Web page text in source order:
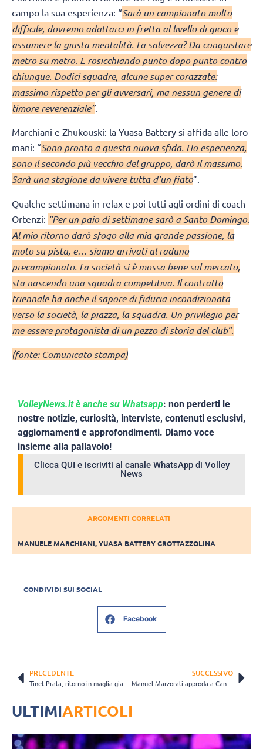
campo la sua esperienza: “Sarà un campionato molto
difficile, dovremo adattarci in fretta al livello di gioco e
assumere la giusta mentalità. La salvezza? Da conquistare
metro su metro. E rosicchiando punto dopo punto contro
chiunque. Dodici squadre, alcune super corazzate:
massimo rispetto per gli avversari, ma nessun genere di
timore reverenziale”.
Marchiani e Zhukouski: la Yuasa Battery si affida alle loro
mani: “Sono pronto a questa nuova sfida. Ho esperienza,
sono il secondo più vecchio del gruppo, darò il massimo.
Sarà una stagione da vivere tutta d’un fiato”.
Qualche settimana in relax e poi tutti agli ordini di coach
Ortenzi: “Per un paio di settimane sarò a Santo Domingo.
Al mio ritorno darò sfogo alla mia grande passione, la
moto su pista, e… siamo arrivati al raduno
precampionato. La società si è mossa bene sul mercato,
sta nascendo una squadra competitiva. Il contratto
triennale ha anche il sapore di fiducia incondizionata
verso la società, la piazza, la squadra. Un privilegio per
me essere protagonista di un pezzo di storia del club”.
(fonte: Comunicato stampa)
VolleyNews.it è anche su Whatsapp: non perderti le
nostre notizie, curiosità, interviste, contenuti esclusivi,
aggiornamenti e approfondimenti. Diamo voce
insieme alla pallavolo!
Clicca QUI e iscriviti al canale WhatsApp di Volley
News
ARGOMENTI CORRELATI
MANUELE MARCHIANI,YUASA BATTERY GROTTAZZOLINA
CONDIVIDI SUI SOCIAL
Facebook
PRECEDENTE SUCCESSIVO
Manuel Marzorati approda a Cantù: “La mia disponibilità sarà totale”
ULTIMIARTICOLI